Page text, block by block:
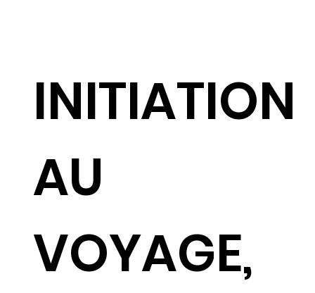
INITIATION
AU
VOYAGE,